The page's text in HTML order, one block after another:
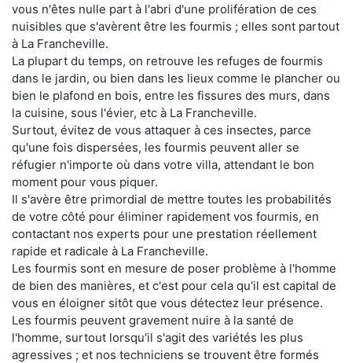
vous n'êtes nulle part à l'abri d'une prolifération de ces
nuisibles que s'avèrent être les fourmis ; elles sont partout
à La Francheville.
La plupart du temps, on retrouve les refuges de fourmis
dans le jardin, ou bien dans les lieux comme le plancher ou
bien le plafond en bois, entre les fissures des murs, dans
la cuisine, sous l'évier, etc à La Francheville.
Surtout, évitez de vous attaquer à ces insectes, parce
qu'une fois dispersées, les fourmis peuvent aller se
réfugier n'importe où dans votre villa, attendant le bon
moment pour vous piquer.
Il s'avère être primordial de mettre toutes les probabilités
de votre côté pour éliminer rapidement vos fourmis, en
contactant nos experts pour une prestation réellement
rapide et radicale à La Francheville.
Les fourmis sont en mesure de poser problème à l'homme
de bien des manières, et c'est pour cela qu'il est capital de
vous en éloigner sitôt que vous détectez leur présence.
Les fourmis peuvent gravement nuire à la santé de
l'homme, surtout lorsqu'il s'agit des variétés les plus
agressives ; et nos techniciens se trouvent être formés